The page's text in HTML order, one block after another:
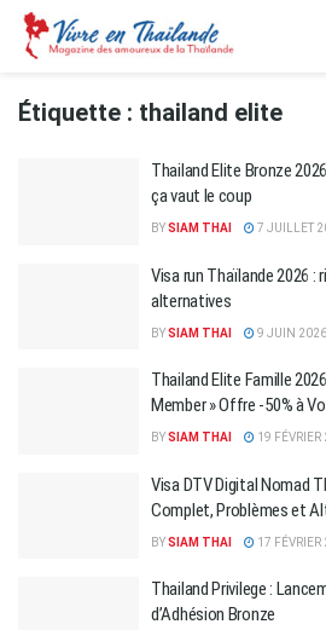
Étiquette : thailand elite
Thailand Elite Bronze
ça vaut le coup
BYSIAM THAI 7 JUILLET
Visa run Thaïlande 2026 :
alternatives
BYSIAM THAI 9 JUIN 2026
Thailand Elite Famille
Member » Offre -50% à
BYSIAM THAI 19
Visa DTV Digital Nomad
Complet, Problèmes et
BYSIAM THAI 17
Thailand Privilege :
d’Adhésion Bronze